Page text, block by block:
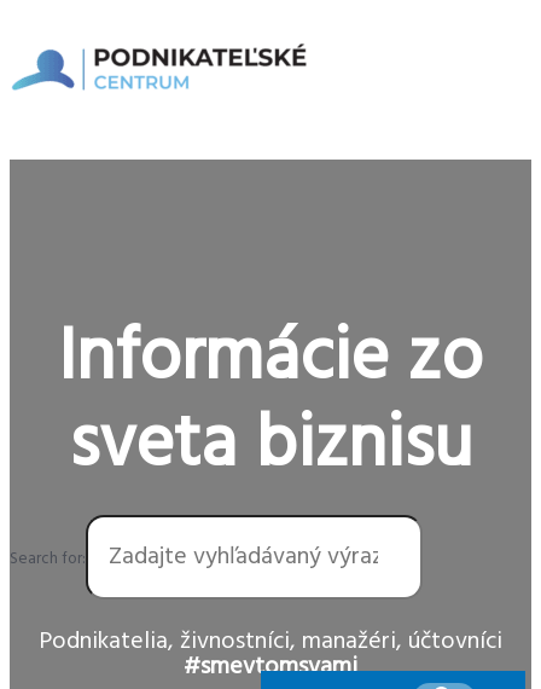
obsah
Menu
Informácie zo
sveta biznisu
Search for:
Podnikatelia, živnostníci, manažéri, účtovníci
#smevtomsvami